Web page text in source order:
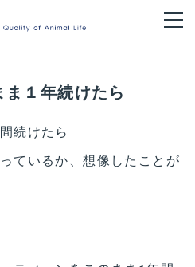
１年続けたら
続けたら
ているか、想像したことが